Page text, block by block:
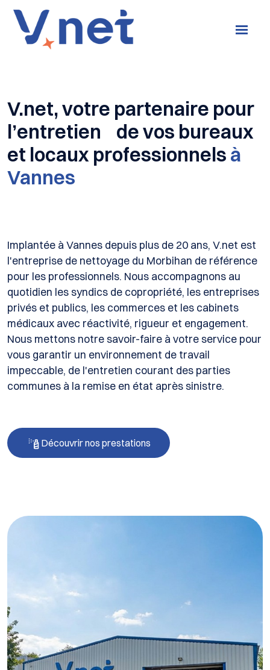
V.net, votre partenaire pour
l’entretien de vos bureaux
et locaux professionnels à
Vannes
Implantée à Vannes depuis plus de 20 ans, V.net est
l'entreprise de nettoyage du Morbihan de référence
pour les professionnels. Nous accompagnons au
quotidien les syndics de copropriété, les entreprises
privés et publics, les commerces et les cabinets
médicaux avec réactivité, rigueur et engagement.
Nous mettons notre savoir-faire à votre service pour
vous garantir un environnement de travail
impeccable, de l'entretien courant des parties
communes à la remise en état après sinistre.
Découvrir nos prestations